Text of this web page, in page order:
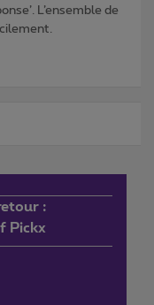
L’ensemble de
:
Pickx